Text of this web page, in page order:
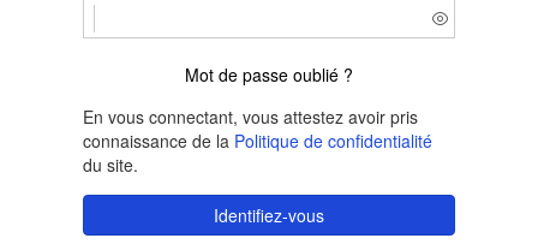
Mot de passe oublié ?
En vous connectant, vous attestez avoir pris
connaissance de la Politique de confidentialité
du site.
Identifiez-vous